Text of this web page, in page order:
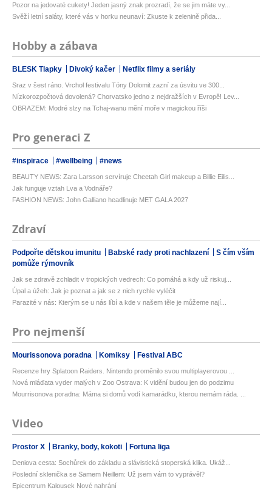
Pozor na jedovaté cukety! Jeden jasný znak prozradí, že se jim máte vy...
Svěží letní saláty, které vás v horku neunaví: Zkuste k zelenině přida...
Hobby a zábava
BLESK Tlapky Divoký kačer Netflix filmy a seriály
Sraz v šest ráno. Vrchol festivalu Tóny Dolomit zazní za úsvitu ve 300...
Nízkorozpočtová dovolená? Chorvatsko jedno z nejdražších v Evropě! Lev...
OBRAZEM: Modré slzy na Tchaj-wanu mění moře v magickou říši
Pro generaci Z
#inspirace #wellbeing #news
BEAUTY NEWS: Zara Larsson servíruje Cheetah Girl makeup a Billie Eilis...
Jak funguje vztah Lva a Vodnáře?
FASHION NEWS: John Galliano headlinuje MET GALA 2027
Zdraví
Podpořte dětskou imunitu Babské rady proti nachlazení
S čím vším
pomůže rýmovník
Jak se zdravě zchladit v tropických vedrech: Co pomáhá a kdy už riskuj...
Úpal a úžeh: Jak je poznat a jak se z nich rychle vyléčit
Parazité v nás: Kterým se u nás líbí a kde v našem těle je můžeme nají...
Pro nejmenší
Mourissonova poradna Komiksy Festival ABC
Recenze hry Splatoon Raiders. Nintendo proměnilo svou multiplayerovou ...
Nová mláďata vyder malých v Zoo Ostrava: K vidění budou jen do podzimu
Mourrisonova poradna: Máma si domů vodí kamarádku, kterou nemám ráda. ...
Video
Prostor X Branky, body, kokoti Fortuna liga
Deniova cesta: Sochůrek do základu a slávistická stoperská klika. Ukáž...
Poslední sklenička se Samem Neillem: Už jsem vám to vyprávěl?
Epicentrum Kalousek Nové nahrání